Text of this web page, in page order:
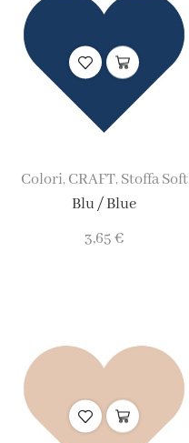
Colori, CRAFT, Stoffa Soft
Blu / Blue
3,65€